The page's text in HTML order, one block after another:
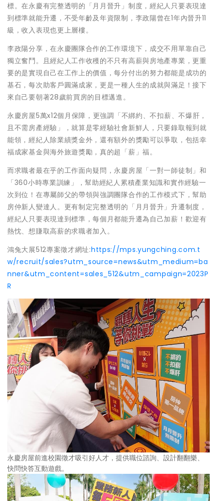
標。在永慶有完整透明的「月月晉升」制度，經紀人只要表現達
到標準就能升遷，不受年齡及年資限制，李政陽曾在1年內晉升11
級，收入表現也更上層樓。
李政陽分享，在永慶團隊合作的工作環境下，成交不用單靠自己
獨立奮鬥。且經紀人工作收穫的不只有高薪與房地產專業，更重
要的是實現自己在工作上的價值，每分付出的努力都能是成功的
基石，每次助客戶圓滿成家，更是一種人生的成就與滿足！接下
來自己要朝著28歲前買房的目標邁進。
永慶房屋5萬x12個月保障，更強調「不綁約、不扣薪、不爆肝，
且不需房產經驗」，就算是零經驗社會新鮮人，只要錄取報到就
能領，經紀人除業績獎金外，還有額外的獎勵可以爭取，包括幸
福成家基金與海外旅遊獎勵，真的超「薪」福。
而求職者最在乎的工作面向疑問，永慶房屋「一對一師徒制」和
「360小時專業訓練」，幫助經紀人累積產業知識和實作經驗一
次到位！在專屬師父的帶領與強調團隊合作的工作模式下，幫助
房仲新人變達人。更有制定完整透明的「月月晉升」升遷制度，
經紀人只要表現達到標準，每個月都能升遷為自己加薪！歡迎有
熱忱、想賺取高薪的求職者加入。
鴻兔大展512專案徵才網址:https://mps.yungching.com.t
w/recruit/sales?utm_source=news&utm_medium=ba
nner&utm_content=sales_512&utm_campaign=2023P
R
永慶房屋前進校園徵才吸引好人才，提供職位諮詢、設計翻翻樂、
快問快答互動遊戲。